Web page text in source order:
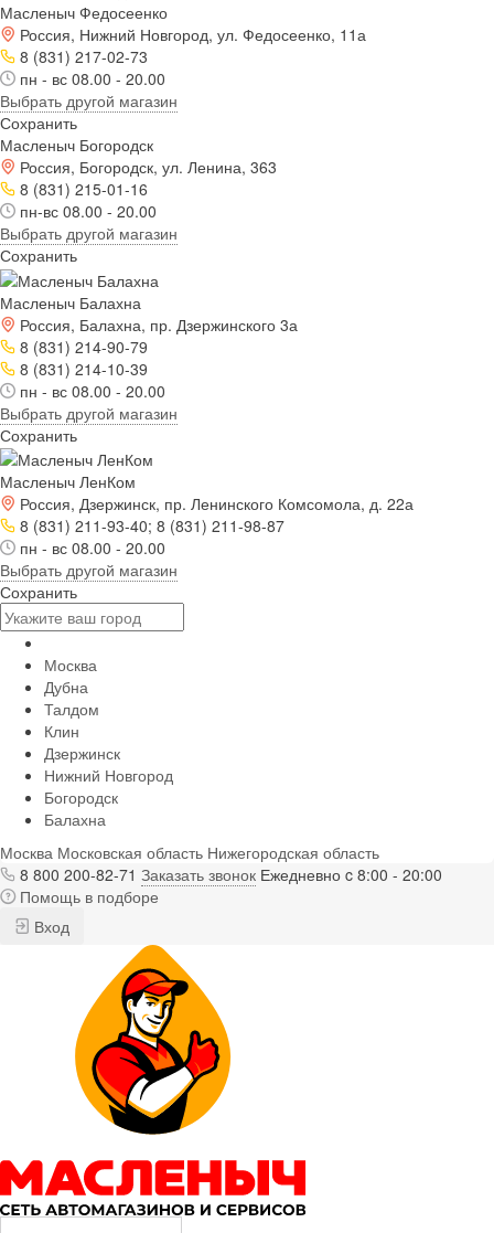
Масленыч Федосеенко
Россия, Нижний Новгород, ул. Федосеенко, 11а
8 (831) 217-02-73
пн - вс 08.00 - 20.00
Выбрать другой магазин
Сохранить
Масленыч Богородск
Россия, Богородск, ул. Ленина, 363
8 (831) 215-01-16
пн-вс 08.00 - 20.00
Выбрать другой магазин
Сохранить
Масленыч Балахна
Россия, Балахна, пр. Дзержинского 3а
8 (831) 214-90-79
8 (831) 214-10-39
пн - вс 08.00 - 20.00
Выбрать другой магазин
Сохранить
Масленыч ЛенКом
Россия, Дзержинск, пр. Ленинского Комсомола, д. 22а
8 (831) 211-93-40; 8 (831) 211-98-87
пн - вс 08.00 - 20.00
Выбрать другой магазин
Сохранить
Москва
Дубна
Талдом
Клин
Дзержинск
Нижний Новгород
Богородск
Балахна
Москва Московская область Нижегородская область
8 800 200-82-71 Заказать звонок Ежедневно c 8:00 - 20:00
Помощь в подборе
Вход